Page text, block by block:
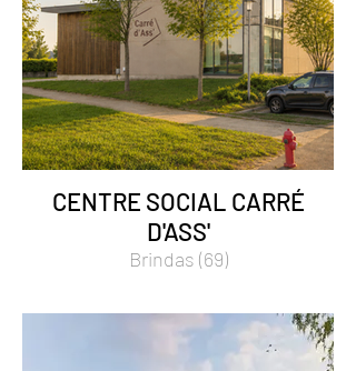
CENTRE SOCIAL CARRÉ
D'ASS'
Brindas (69)